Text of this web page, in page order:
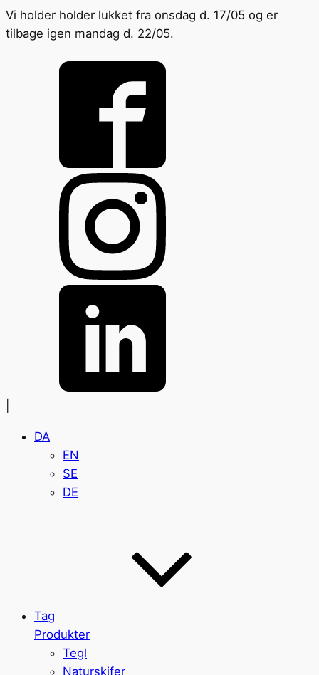
Vi holder holder lukket fra onsdag d. 17/05 og er
tilbage igen mandag d. 22/05.
DA
EN
SE
DE
Tag
Produkter
Tegl
Naturskifer